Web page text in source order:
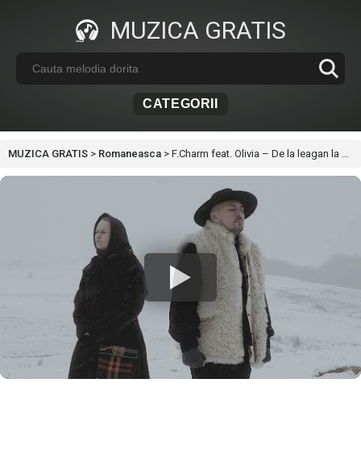
MUZICA GRATIS
CATEGORII
MUZICA GRATIS > Romaneasca > F.Charm feat. Olivia – De la leagan la mormant